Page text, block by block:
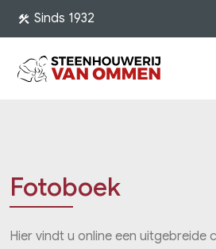
construction Sinds 1932
Fotoboek
Hier vindt u online een uitgebreide